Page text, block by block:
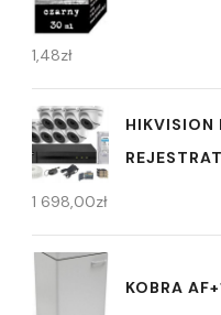
1,48zł
HIKVISION
1 698,00zł
KOBRA